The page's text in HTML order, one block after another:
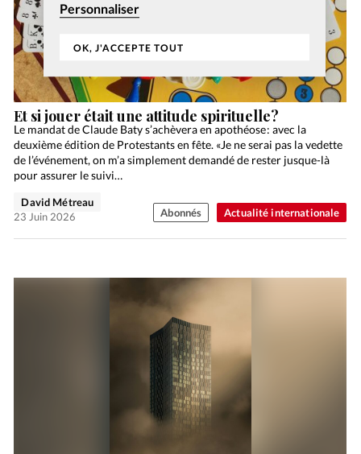
Personnaliser
OK, J'ACCEPTE TOUT
Actualité internationale
Et si jouer était une attitude spirituelle?
Le mandat de Claude Baty s’achèvera en apothéose : avec la
deuxième édition de Protestants en fête. «Je ne serai pas la vedette
de l’événement, on m’a simplement demandé de rester jusque-là
pour assurer le suivi…
David Métreau
23 Juin 2026
Abonnés